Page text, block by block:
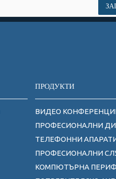
ПРОДУКТИ
ВИДЕО
ПРОФЕСИОНАЛНИ
ТЕЛЕФОННИ
ПРОФЕСИОНАЛНИ
КОМПЮТЪРНА